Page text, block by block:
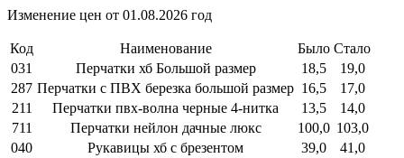
Изменение цен от 01.08.2026 год
Код Наименование Было Стало
031
Перчатки хб Большой размер 18,5
19,0
287 Перчатки с ПВХ березка большой размер 16,5
17,0
211
Перчатки пвх-волна черные 4-нитка 13,5
14,0
711
Перчатки нейлон дачные люкс 100,0 103,0
040
Рукавицы хб с брезентом 39,0
41,0